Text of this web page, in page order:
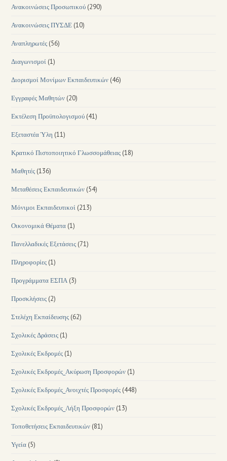
Ανακοινώσεις Προσωπικού (290)
Ανακοινώσεις ΠΥΣΔΕ (10)
Αναπληρωτές (56)
Διαγωνισμοί (1)
Διορισμοί Μονίμων Εκπαιδευτικών (46)
Εγγραφές Μαθητών (20)
Εκτέλεση Προϋπολογισμού (41)
Εξεταστέα Ύλη (11)
Κρατικό Πιστοποιητικό Γλωσσομάθειας (18)
Μαθητές (136)
Μεταθέσεις Εκπαιδευτικών (54)
Μόνιμοι Εκπαιδευτικοί (213)
Οικονομικά Θέματα (1)
Πανελλαδικές Εξετάσεις (71)
Πληροφορίες (1)
Προγράμματα ΕΣΠΑ (3)
Προσκλήσεις (2)
Στελέχη Εκπαίδευσης (62)
Σχολικές Δράσεις (1)
Σχολικές Εκδρομές (1)
Σχολικές Εκδρομές_Ακύρωση Προσφορών (1)
Σχολικές Εκδρομές_Ανοιχτές Προσφορές (448)
Σχολικές Εκδρομές_Λήξη Προσφορών (13)
Τοποθετήσεις Εκπαιδευτικών (81)
Υγεία (5)